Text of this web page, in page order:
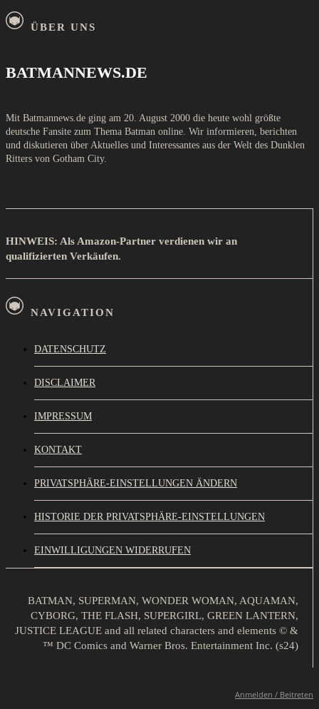
ÜBER UNS
BATMANNEWS.DE
Mit Batmannews.de ging am 20. August 2000 die heute wohl größte
deutsche Fansite zum Thema Batman online. Wir informieren, berichten
und diskutieren über Aktuelles und Interessantes aus der Welt des Dunklen
Ritters von Gotham City.
HINWEIS: Als Amazon-Partner verdienen wir an
qualifizierten Verkäufen.
NAVIGATION
DATENSCHUTZ
DISCLAIMER
IMPRESSUM
KONTAKT
PRIVATSPHÄRE-EINSTELLUNGEN ÄNDERN
HISTORIE DER PRIVATSPHÄRE-EINSTELLUNGEN
EINWILLIGUNGEN WIDERRUFEN
BATMAN, SUPERMAN, WONDER WOMAN, AQUAMAN,
CYBORG, THE FLASH, SUPERGIRL, GREEN LANTERN,
JUSTICE LEAGUE and all related characters and elements © &
™ DC Comics and Warner Bros. Entertainment Inc. (s24)
Anmelden / Beitreten